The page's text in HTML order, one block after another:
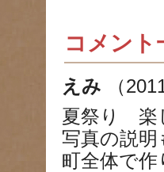
コメント
えみ
（
夏祭り 楽
写真の説
町全体で